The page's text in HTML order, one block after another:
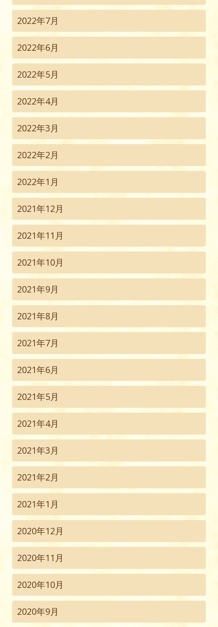
2022年7月
2022年6月
2022年5月
2022年4月
2022年3月
2022年2月
2022年1月
2021年12月
2021年11月
2021年10月
2021年9月
2021年8月
2021年7月
2021年6月
2021年5月
2021年4月
2021年3月
2021年2月
2021年1月
2020年12月
2020年11月
2020年10月
2020年9月